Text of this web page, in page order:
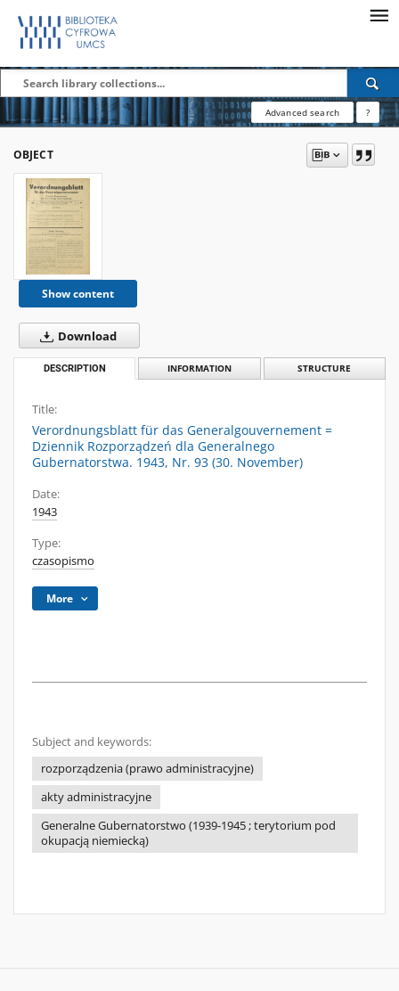
Advanced search ?
OBJECT
Show content
Download
DESCRIPTION INFORMATION STRUCTURE
Title:
Verordnungsblatt für das Generalgouvernement =
Dziennik Rozporządzeń dla Generalnego
Gubernatorstwa. 1943, Nr. 93 (30. November)
Date:
1943
Type:
czasopismo
More
Subject and keywords:
rozporządzenia (prawo administracyjne)
akty administracyjne
Generalne Gubernatorstwo (1939-1945 ; terytorium pod
okupacją niemiecką)